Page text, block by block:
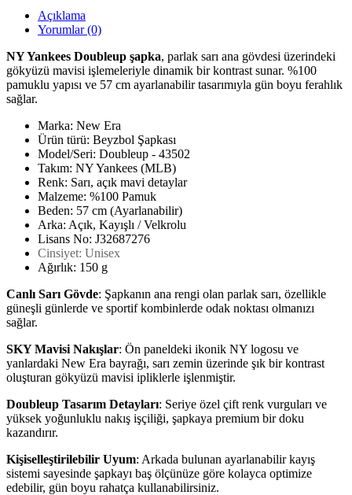
Açıklama
Yorumlar (0)
NY Yankees Doubleup şapka, parlak sarı ana gövdesi üzerindeki
gökyüzü mavisi işlemeleriyle dinamik bir kontrast sunar. %100
pamuklu yapısı ve 57 cm ayarlanabilir tasarımıyla gün boyu ferahlık
sağlar.
Marka: New Era
Ürün türü: Beyzbol Şapkası
Model/Seri: Doubleup - 43502
Takım: NY Yankees (MLB)
Renk: Sarı, açık mavi detaylar
Malzeme: %100 Pamuk
Beden: 57 cm (Ayarlanabilir)
Arka: Açık, Kayışlı / Velkrolu
Lisans No: J32687276
Cinsiyet: Unisex
Ağırlık: 150 g
Canlı Sarı Gövde: Şapkanın ana rengi olan parlak sarı, özellikle
güneşli günlerde ve sportif kombinlerde odak noktası olmanızı
sağlar.
SKY Mavisi Nakışlar: Ön paneldeki ikonik NY logosu ve
yanlardaki New Era bayrağı, sarı zemin üzerinde şık bir kontrast
oluşturan gökyüzü mavisi ipliklerle işlenmiştir.
Doubleup Tasarım Detayları: Seriye özel çift renk vurguları ve
yüksek yoğunluklu nakış işçiliği, şapkaya premium bir doku
kazandırır.
Kişiselleştirilebilir Uyum: Arkada bulunan ayarlanabilir kayış
sistemi sayesinde şapkayı baş ölçünüze göre kolayca optimize
edebilir, gün boyu rahatça kullanabilirsiniz.